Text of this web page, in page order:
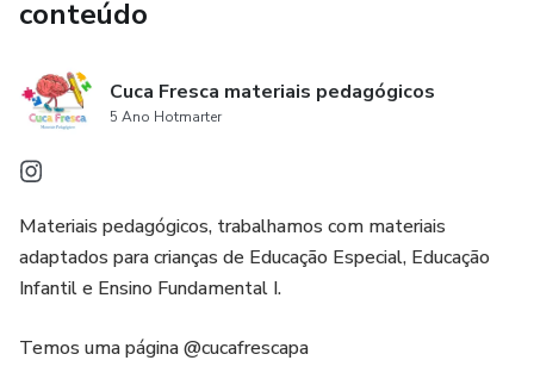
conteúdo
Cuca Fresca materiais pedagógicos
5 Ano Hotmarter
Materiais pedagógicos, trabalhamos com materiais
adaptados para crianças de Educação Especial, Educação
Infantil e Ensino Fundamental I.
Temos uma página @cucafrescapa